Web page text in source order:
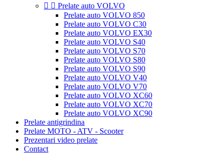
  Prelate auto VOLVO
Prelate auto VOLVO 850
Prelate auto VOLVO C30
Prelate auto VOLVO EX30
Prelate auto VOLVO S40
Prelate auto VOLVO S70
Prelate auto VOLVO S80
Prelate auto VOLVO S90
Prelate auto VOLVO V40
Prelate auto VOLVO V70
Prelate auto VOLVO XC60
Prelate auto VOLVO XC70
Prelate auto VOLVO XC90
Prelate antigrindina
Prelate MOTO - ATV - Scooter
Prezentari video prelate
Contact